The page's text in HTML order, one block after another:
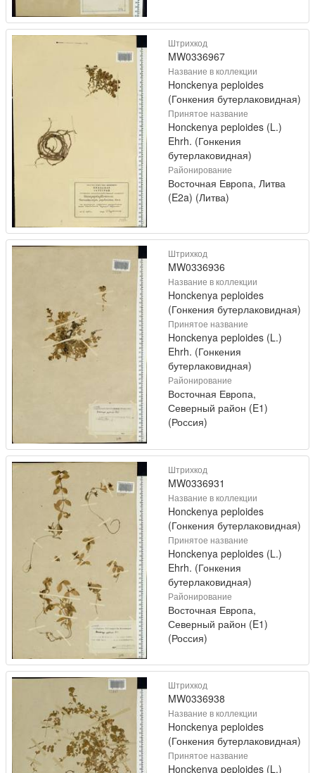
Штрихкод
MW0336967
Название в коллекции
Honckenya peploides
(Гонкения бутерлаковидная)
Принятое название
Honckenya peploides (L.)
Ehrh. (Гонкения
бутерлаковидная)
Районирование
Восточная Европа, Литва
(E2a) (Литва)
Штрихкод
MW0336936
Название в коллекции
Honckenya peploides
(Гонкения бутерлаковидная)
Принятое название
Honckenya peploides (L.)
Ehrh. (Гонкения
бутерлаковидная)
Районирование
Восточная Европа,
Северный район (E1)
(Россия)
Штрихкод
MW0336931
Название в коллекции
Honckenya peploides
(Гонкения бутерлаковидная)
Принятое название
Honckenya peploides (L.)
Ehrh. (Гонкения
бутерлаковидная)
Районирование
Восточная Европа,
Северный район (E1)
(Россия)
Штрихкод
MW0336938
Название в коллекции
Honckenya peploides
(Гонкения бутерлаковидная)
Принятое название
Honckenya peploides (L.)